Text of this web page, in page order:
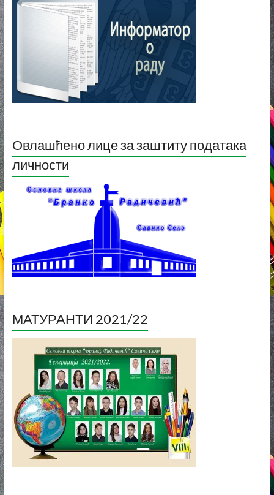
Овлашћено лице за заштиту података
личности
МАТУРАНТИ 2021/22